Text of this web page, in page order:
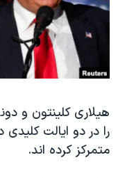
فرهنگ و زندگی
حقوق شهروندی
اقتصادی
اسرائیل در جنگ
گالری عکس
مستندها
انتخابات ریاست جمهوری
حمله جمهوری اسلامی
ورزش زنان در ایران
اعتراضات زن، زندگی،
دنبال کنید
زبانهای مختلف
هیلاری کلینتون و
را در دو ایالت
متمرکز کرده اند.